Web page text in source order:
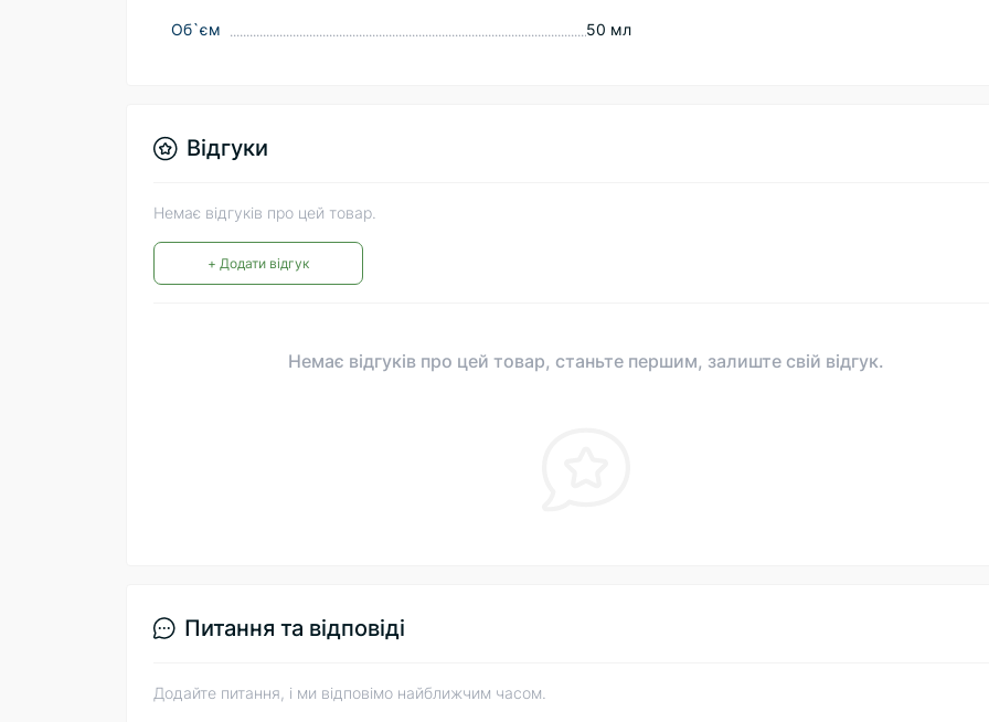
Об`єм 50 мл
Відгуки
Немає відгуків про цей товар.
+ Додати відгук
Немає відгуків про цей товар, станьте першим, залиште свій відгук.
Питання та відповіді
Додайте питання, і ми відповімо найближчим часом.